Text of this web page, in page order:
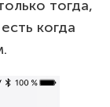
тогда,
когда